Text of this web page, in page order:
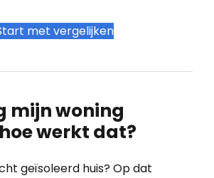
met vergelijken
mijn woning
werkt dat?
geïsoleerd huis? Op dat